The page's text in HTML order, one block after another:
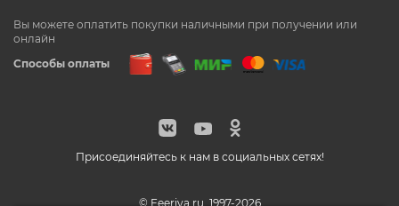
Присоединяйтесь к нам в социальных сетях!
© Feeriya.ru, 1997-2026
Способы оплаты
Вы можете оплатить покупки наличными при получении или
онлайн